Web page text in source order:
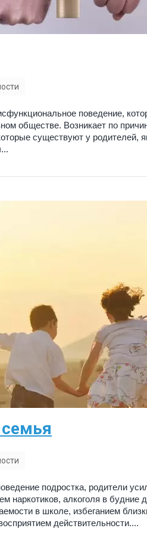
поведение,
обществе. Возникает по
существуют у родителей,
подростка, родители
наркотиков, алкоголя в
в школе, избеганием
действительности....